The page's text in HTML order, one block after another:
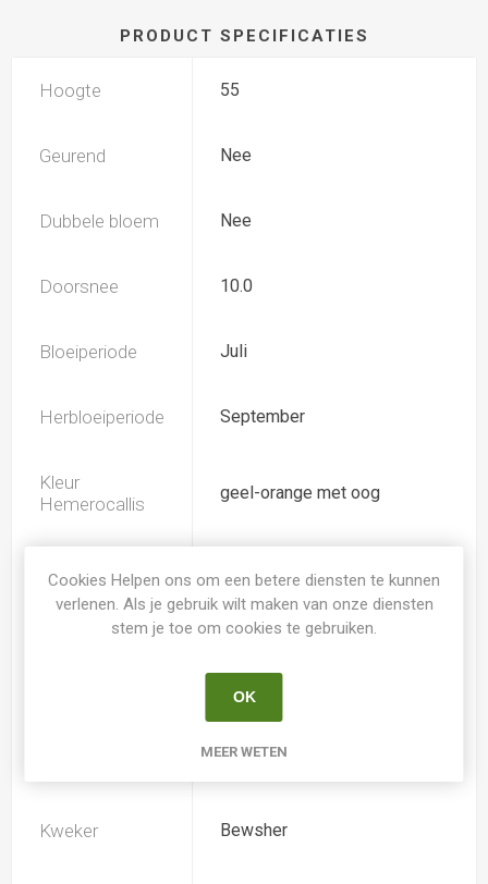
PRODUCT SPECIFICATIES
Hoogte 55
Geurend Nee
Dubbele bloem Nee
Doorsnee 10.0
Bloeiperiode Juli
Herbloeiperiode September
Kleur
Hemerocallis
geel-orange met oog
Spider
Bladhoudend
Hemerocallis
Kweker Bewsher
Cookies Helpen ons om een betere diensten te kunnen
verlenen. Als je gebruik wilt maken van onze diensten
stem je toe om cookies te gebruiken.
OK
MEER WETEN